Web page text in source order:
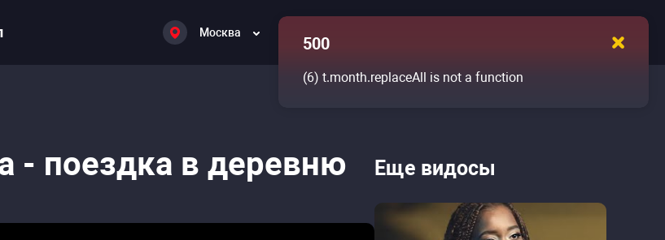
Москва
- поездка в деревню Еще видосы
500
(6) t.month.replaceAll is not a function